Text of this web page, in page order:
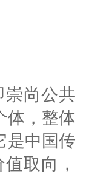
尚公共
体，整体
是中国传
取向，